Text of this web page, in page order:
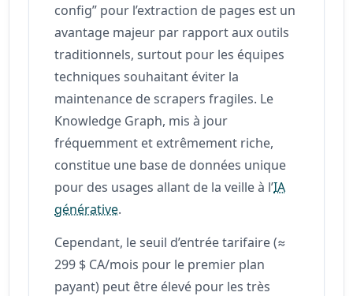
config” pour l’extraction de pages est un
avantage majeur par rapport aux outils
traditionnels, surtout pour les équipes
techniques souhaitant éviter la
maintenance de scrapers fragiles. Le
Knowledge Graph, mis à jour
fréquemment et extrêmement riche,
constitue une base de données unique
pour des usages allant de la veille à l’IA
générative.
Cependant, le seuil d’entrée tarifaire (≈
299 $ CA/mois pour le premier plan
payant) peut être élevé pour les très